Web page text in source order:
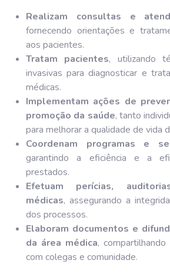
Realizam consultas e
fornecendo orientações e
aos pacientes.
Tratam pacientes, utilizando
invasivas para diagnosticar e
médicas.
Implementam ações de
promoção da saúde, tanto
para melhorar a qualidade de vida
Coordenam programas e
garantindo a eficiência e a
prestados.
Efetuam perícias,
médicas, assegurando a
dos processos.
Elaboram documentos e
da área médica,
com colegas e comunidade.